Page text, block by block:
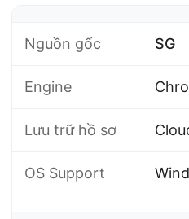
Nguồn gốc SG
Engine
Lưu trữ hồ sơ
OS Support